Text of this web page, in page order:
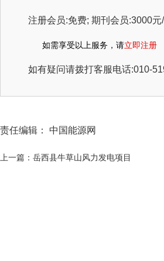
注册会员:免费; 期刊会员:3000
如需享受以上服务，请立即注册
如有疑问请拨打客服电话:010-
责任编辑： 中国能源网
上一篇：岳西县牛草山风力发电项目